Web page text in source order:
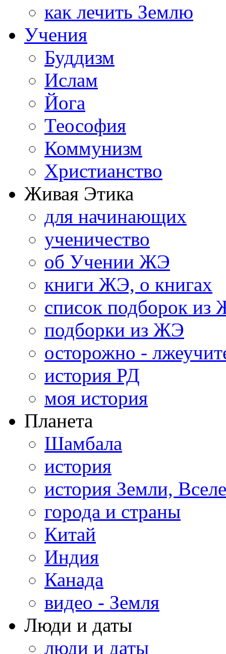
как лечить Землю
Учения
Буддизм
Ислам
Йога
Теософия
Коммунизм
Христианство
Живая Этика
для начинающих
ученичество
об Учении ЖЭ
книги ЖЭ, о книгах
список подборок из
подборки из ЖЭ
осторожно -
история РД
моя история
Планета
Шамбала
история
история Земли,
города и страны
Китай
Индия
Канада
видео - Земля
Люди и даты
люди и даты